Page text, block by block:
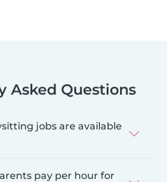
Asked Questions
jobs are available
pay per hour for